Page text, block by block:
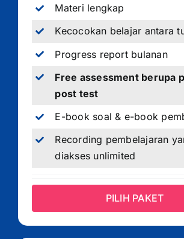
Materi lengkap
Kecocokan belajar antara
Progress report bulanan
Free assessment berupa
post test
E-book soal & e-book
Recording pembelajaran
diakses unlimited
PILIH PAKET